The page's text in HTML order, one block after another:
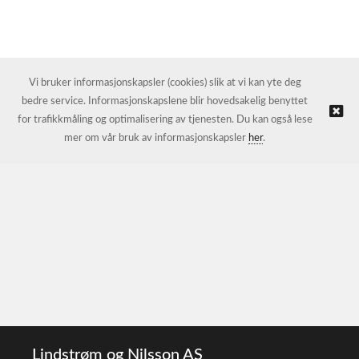
Lindstrøm og Nilsson AS
Vi bruker informasjonskapsler (cookies) slik at vi kan yte deg
bedre service. Informasjonskapslene blir hovedsakelig benyttet
for trafikkmåling og optimalisering av tjenesten. Du kan også lese
mer om vår bruk av informasjonskapsler her.